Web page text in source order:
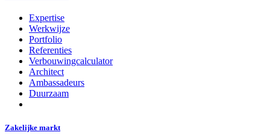
Expertise
Werkwijze
Portfolio
Referenties
Verbouwingcalculator
Architect
Ambassadeurs
Duurzaam
Zakelijke markt